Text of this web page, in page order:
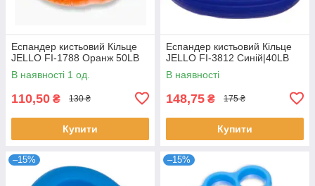
Еспандер кистьовий Кільце
JELLO FI-1788 Оранж 50LB
В наявності 1 од.
110,50 ₴ 130 ₴
Купити
Еспандер кистьовий Кільце
JELLO FI-3812 Синій|40LB
В наявності
148,75 ₴ 175 ₴
Купити
–15% –15%